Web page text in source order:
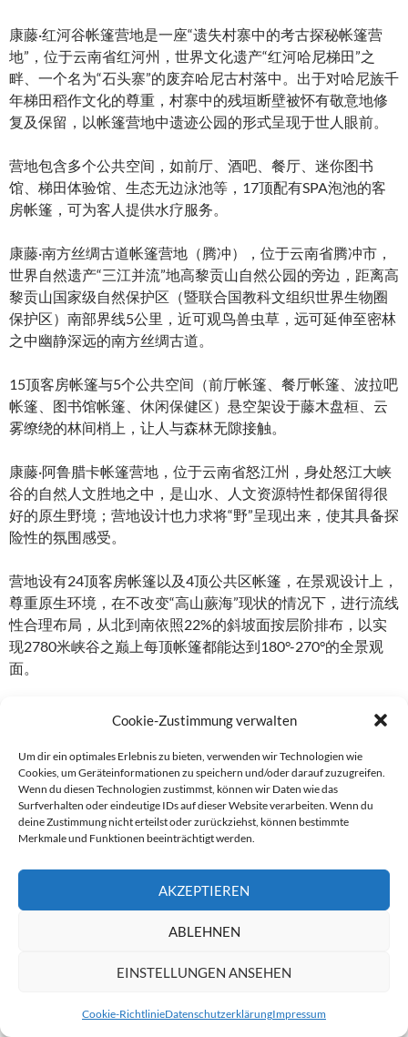
Cookie-Zustimmung verwalten
Um dir ein optimales Erlebnis zu bieten, verwenden wir Technologien wie
Cookies, um Geräteinformationen zu speichern und/oder darauf zuzugreifen.
Wenn du diesen Technologien zustimmst, können wir Daten wie das
Surfverhalten oder eindeutige IDs auf dieser Website verarbeiten. Wenn du
deine Zustimmung nicht erteilst oder zurückziehst, können bestimmte
Merkmale und Funktionen beeinträchtigt werden.
AKZEPTIEREN
ABLEHNEN
EINSTELLUNGEN ANSEHEN
Cookie-RichtlinieDatenschutzerklärungImpressum
康藤·红河谷帐篷营地是一座“遗失村寨中的考古探秘帐篷营
地”，位于云南省红河州，世界文化遗产“红河哈尼梯田”之
畔、一个名为“石头寨”的废弃哈尼古村落中。出于对哈尼族千
年梯田稻作文化的尊重，村寨中的残垣断壁被怀有敬意地修
复及保留，以帐篷营地中遗迹公园的形式呈现于世人眼前。
营地包含多个公共空间，如前厅、酒吧、餐厅、迷你图书
馆、梯田体验馆、生态无边泳池等，17顶配有SPA泡池的客
房帐篷，可为客人提供水疗服务。
康藤·南方丝绸古道帐篷营地（腾冲），位于云南省腾冲市，
世界自然遗产“三江并流”地高黎贡山自然公园的旁边，距离高
黎贡山国家级自然保护区（暨联合国教科文组织世界生物圈
保护区）南部界线5公里，近可观鸟兽虫草，远可延伸至密林
之中幽静深远的南方丝绸古道。
15顶客房帐篷与5个公共空间（前厅帐篷、餐厅帐篷、波拉吧
帐篷、图书馆帐篷、休闲保健区）悬空架设于藤木盘桓、云
雾缭绕的林间梢上，让人与森林无隙接触。
康藤·阿鲁腊卡帐篷营地，位于云南省怒江州，身处怒江大峡
谷的自然人文胜地之中，是山水、人文资源特性都保留得很
好的原生野境；营地设计也力求将“野”呈现出来，使其具备探
险性的氛围感受。
营地设有24顶客房帐篷以及4顶公共区帐篷，在景观设计上，
尊重原生环境，在不改变“高山蕨海”现状的情况下，进行流线
性合理布局，从北到南依照22%的斜坡面按层阶排布，以实
现2780米峡谷之巅上每顶帐篷都能达到180°-270°的全景观
面。
康藤·滇越铁路帐篷营地（人字桥）位于云南省红河州，选址
于滇越铁路屏边段倮姑寨旁的意大利滇越铁路承包商博卓乐
公司原驻地，设有12顶客房帐篷及4个公用活动帐篷。
设计师尝试保留原有遗迹，如与遗迹相结合可眺望夕阳和日
出的观景台，室内陈设采用滇越铁路老旧物件，营地以复古
的燃油灯作衬托，营造出滇越铁路主题文化氛围，是集历史
工业文明中充满诗意山水的米轨之旅。
你能给我们介绍一下这些地区以及自然美景，还有度假者可
and what standard holidaymakers can expect?